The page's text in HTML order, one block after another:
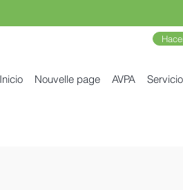
Inicio Nouvelle page AVPA